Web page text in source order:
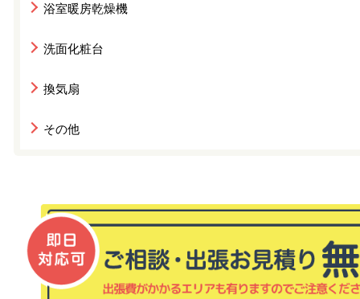
浴室暖房乾燥機
洗面化粧台
換気扇
その他